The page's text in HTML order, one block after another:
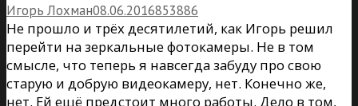
Игорь Лохман08.06.2016853886
Не прошло и трёх десятилетий, как Игорь решил
перейти на зеркальные фотокамеры. Не в том
смысле, что теперь я навсегда забуду про свою
старую и добрую видеокамеру, нет. Конечно же,
нет. Ей ещё предстоит много работы. Дело в том,